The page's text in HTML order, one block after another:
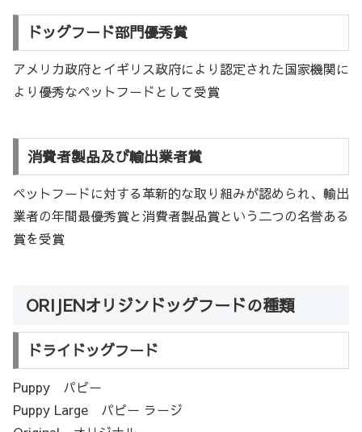
ドッグフード部門優秀賞
アメリカ政府とイギリス政府により認定された国家機関に
より優秀なペットフードとして受賞
消費者製品及び輸出業者賞
ペットフードに対する革新的な取り組みが認められ、輸出
業者の年間最優秀賞と消費者製品賞という二つの名誉ある
賞を受賞
ORIJENオリジンドッグフードの種類
ドライドッグフード
Puppy パピー
Puppy Large パピー ラージ